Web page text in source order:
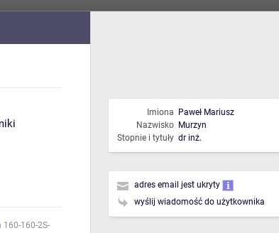
160-160-2S-
Imiona
Paweł Mariusz
Nazwisko Murzyn
Stopnie i tytuły dr inż.
adres email jest ukryty
wyślij wiadomość do użytkownika